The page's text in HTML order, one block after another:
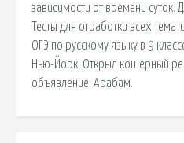
зависимости от времени суток.
Тесты для отработки всех
ОГЭ по русскому языку в 9
Нью-Йорк. Открыл кошерный
объявление: Арабам.